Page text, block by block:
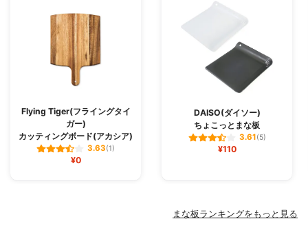
Flying Tiger(フライングタイ
ガー)
カッティングボード(アカシア)
3.63(1)
¥0
DAISO(ダイソー)
ちょこっとまな板
3.61(5)
¥110
まな板ランキングをもっと見る